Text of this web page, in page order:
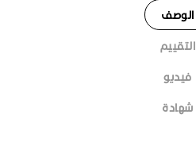
الوصف
التقييم
فيديو
شهادة